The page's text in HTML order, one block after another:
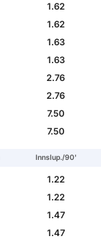
1.62
1.62
1.63
1.63
2.76
2.76
7.50
7.50
Innslup./90'
1.22
1.22
1.47
1.47